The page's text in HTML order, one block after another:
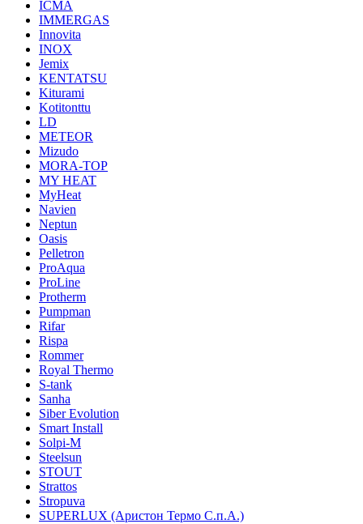
ICMA
IMMERGAS
Innovita
INOX
Jemix
KENTATSU
Kiturami
Kotitonttu
LD
METEOR
Mizudo
MORA-TOP
MY HEAT
MyHeat
Navien
Neptun
Oasis
Pelletron
ProAqua
ProLine
Protherm
Pumpman
Rifar
Rispa
Rommer
Royal Thermo
S-tank
Sanha
Siber Evolution
Smart Install
Solpi-M
Steelsun
STOUT
Strattos
Stropuva
SUPERLUX (Аристон Термо С.п.А.)